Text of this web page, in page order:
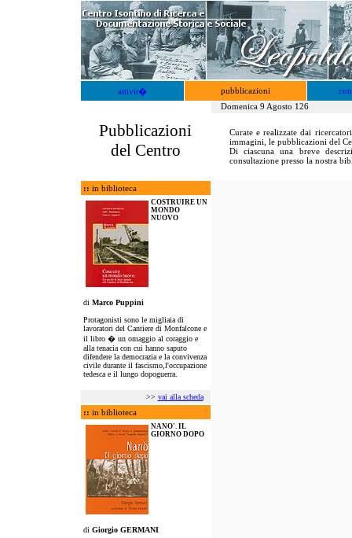
attivit� pubblicazioni
Pubblicazioni
del Centro
Domenica 9 Agosto 126
Curate e realizzate dai
immagini, le pubblicazioni del
Di ciascuna una breve
consultazione presso la nostra
:: in biblioteca
COSTRUIRE UN
MONDO
NUOVO
di Marco Puppini
Protagonisti sono le migliaia di
lavoratori del Cantiere di Monfalcone e
il libro � un omaggio al coraggio e
alla tenacia con cui hanno saputo
difendere la democrazia e la convivenza
civile durante il fascismo,l'occupazione
tedesca e il lungo dopoguerra.
>> vai alla scheda
:: in biblioteca
NANO'. IL
GIORNO DOPO
di Giorgio GERMANI